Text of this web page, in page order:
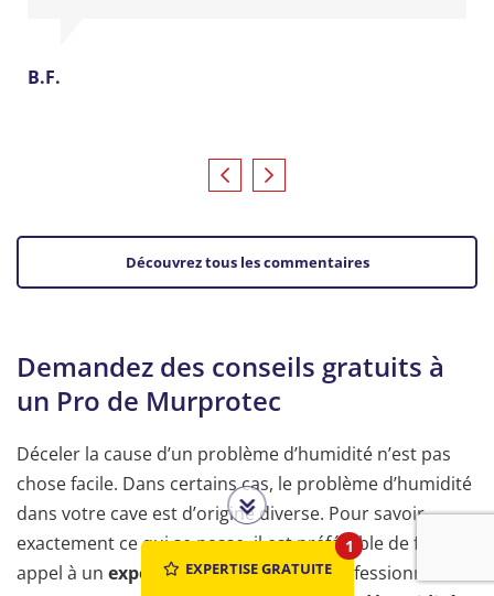
B.F.
Découvrez tous les commentaires
Demandez des conseils gratuits à
un Pro de Murprotec
Déceler la cause d’un problème d’humidité n’est pas
chose facile. Dans certains cas, le problème d’humidité
dans votre cave est d’origine diverse. Pour savoir
exactement ce qui se passe, il est préférable de faire
appel à un expert en humidité.Nos professionnels
1
EXPERTISE GRATUITE